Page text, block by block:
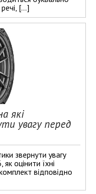
[…]
які
увагу перед
звернути увагу
оцінити їхні
відповідно